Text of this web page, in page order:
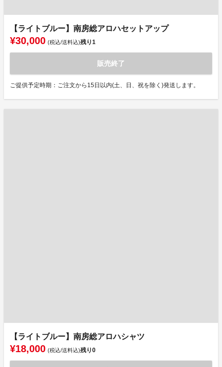
【ライトブルー】南房総アロハセットアップ
¥30,000 (税込/送料込)残り1
販売終了
ご提供予定時期：ご注文から15日以内(土、日、祝を除く)発送します。
【ライトブルー】南房総アロハシャツ
¥18,000 (税込/送料込)残り0